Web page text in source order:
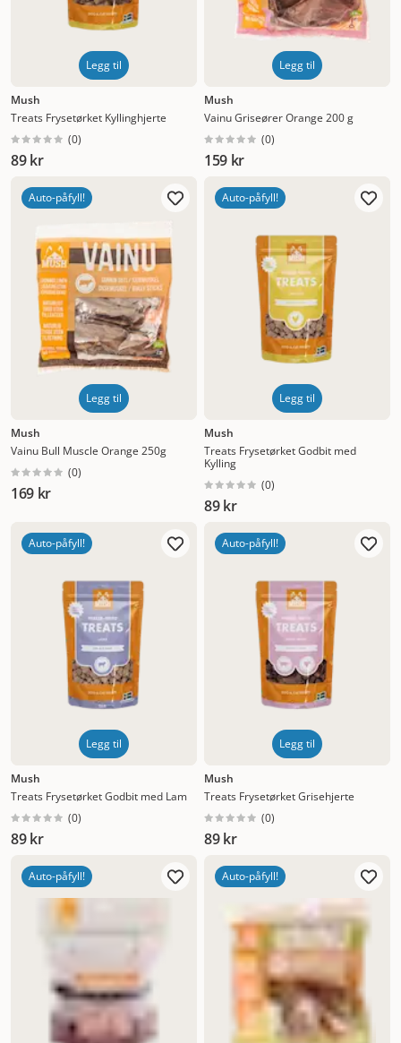
Legg til
Mush
Treats Frysetørket Kyllinghjerte
(0)
89 kr
Legg til
Mush
Vainu Griseører Orange 200 g
(0)
159 kr
Auto-påfyll!
Legg til
Mush
Vainu Bull Muscle Orange 250g
(0)
169 kr
Auto-påfyll!
Legg til
Mush
Treats Frysetørket Godbit med
Kylling
(0)
89 kr
Auto-påfyll!
Legg til
Mush
Treats Frysetørket Godbit med Lam
(0)
89 kr
Auto-påfyll!
Legg til
Mush
Treats Frysetørket Grisehjerte
(0)
89 kr
Auto-påfyll! Auto-påfyll!